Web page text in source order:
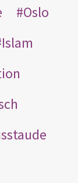
Oslo
Islam